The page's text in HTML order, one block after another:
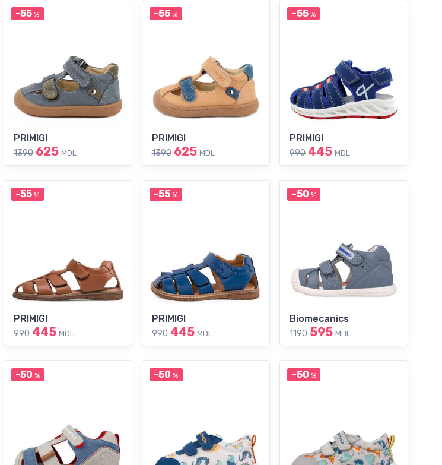
-55 %
PRIMIGI
1390 625 MDL
-55 %
PRIMIGI
1390 625 MDL
-55%
PRIMIGI
990 445 MDL
-55 %
PRIMIGI
990 445 MDL
-55 %
PRIMIGI
990 445 MDL
-50 %
Biomecanics
1190 595 MDL
-50 % -50 % -50 %